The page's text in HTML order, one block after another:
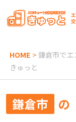
トップページ
きゅっとが選
HOME > 鎌倉市でエ
きゅっと
鎌倉市 の